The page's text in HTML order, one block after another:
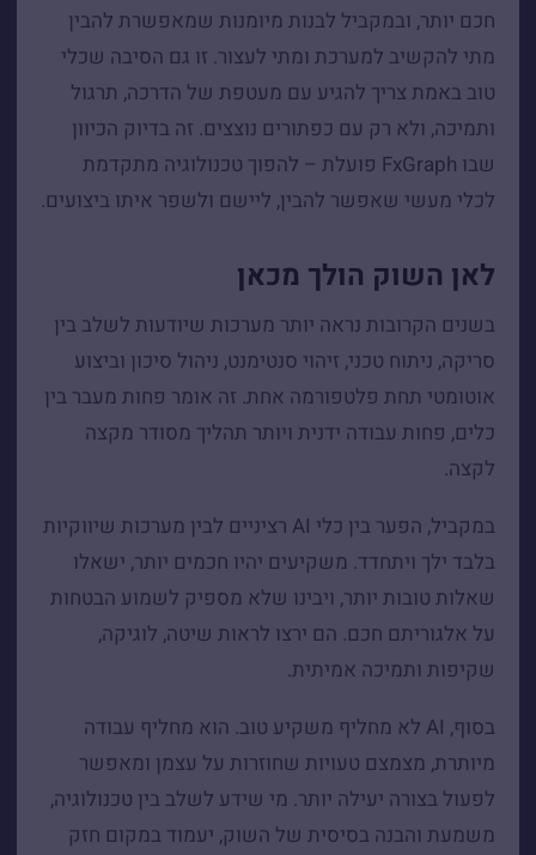
חכם יותר, ובמקביל לבנות מיומנות שמאפשרת להבין
מתי להקשיב למערכת ומתי לעצור. זו גם הסיבה שכלי
טוב באמת צריך להגיע עם מעטפת של הדרכה, תרגול
ותמיכה, ולא רק עם כפתורים נוצצים. זה בדיוק הכיוון
שבו FxGraph פועלת – להפוך טכנולוגיה מתקדמת
לכלי מעשי שאפשר להבין, ליישם ולשפר איתו ביצועים.
לאן השוק הולך מכאן
בשנים הקרובות נראה יותר מערכות שיודעות לשלב בין
סריקה, ניתוח טכני, זיהוי סנטימנט, ניהול סיכון וביצוע
אוטומטי תחת פלטפורמה אחת. זה אומר פחות מעבר בין
כלים, פחות עבודה ידנית ויותר תהליך מסודר מקצה
לקצה.
במקביל, הפער בין כלי AI רציניים לבין מערכות שיווקיות
בלבד ילך ויתחדד. משקיעים יהיו חכמים יותר, ישאלו
שאלות טובות יותר, ויבינו שלא מספיק לשמוע הבטחות
על אלגוריתם חכם. הם ירצו לראות שיטה, לוגיקה,
שקיפות ותמיכה אמיתית.
בסוף, AI לא מחליף משקיע טוב. הוא מחליף עבודה
מיותרת, מצמצם טעויות שחוזרות על עצמן ומאפשר
לפעול בצורה יעילה יותר. מי שידע לשלב בין טכנולוגיה,
משמעת והבנה בסיסית של השוק, יעמוד במקום חזק